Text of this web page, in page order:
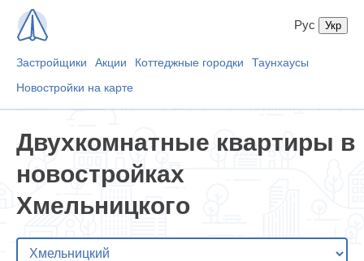
Застройщики Акции Коттеджные городки
Таунхаусы
Новостройки на карте
Рус
Двухкомнатные квартиры в
новостройках
Хмельницкого